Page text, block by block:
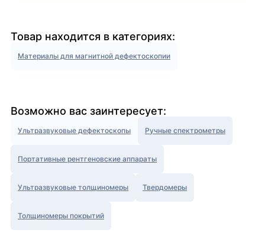
Товар находится в категориях:
Материалы для магнитной дефектоскопии
Возможно вас заинтересует:
Ультразвуковые дефектоскопы Ручные спектрометры
Портативные рентгеновские аппараты
Ультразвуковые толщиномеры Твердомеры
Толщиномеры покрытий